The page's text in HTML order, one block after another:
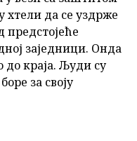
да се уздрже
предстојеће
заједници. Онда
до краја. Људи су
за своју